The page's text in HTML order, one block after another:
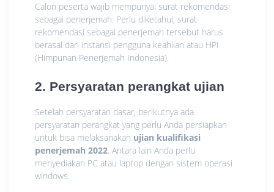
Calon peserta wajib mempunyai surat rekomendasi
sebagai penerjemah. Perlu diketahui, surat
rekomendasi sebagai penerjemah tersebut harus
berasal dari instansi pengguna keahlian atau HPI
(Himpunan Penerjemah Indonesia).
2. Persyaratan perangkat ujian
Setelah persyaratan dasar, berikutnya ada
persyaratan perangkat yang perlu Anda persiapkan
untuk bisa melaksanakan ujian kualifikasi
penerjemah 2022. Antara lain Anda perlu
menyediakan PC atau laptop dengan sistem operasi
windows.